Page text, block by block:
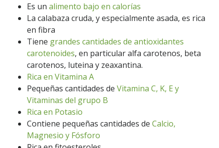
Es un alimento bajo en calorías
La calabaza cruda, y especialmente asada, es rica
en fibra
Tiene grandes cantidades de antioxidantes
carotenoides, en particular alfa carotenos, beta
carotenos, luteina y zeaxantina.
Rica en Vitamina A
Pequeñas cantidades de Vitamina C, K, E y
Vitaminas del grupo B
Rica en Potasio
Contiene pequeñas cantidades de Calcio,
Magnesio y Fósforo